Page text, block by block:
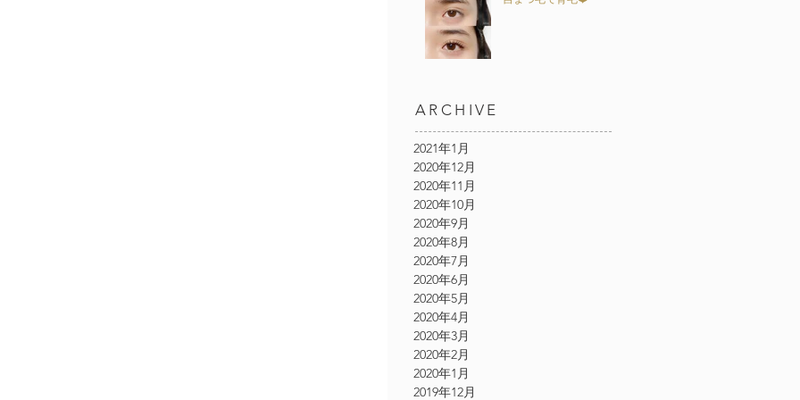
ARCHIVE
2021年1月
2020年12月
2020年11月
2020年10月
2020年9月
2020年8月
2020年7月
2020年6月
2020年5月
2020年4月
2020年3月
2020年2月
2020年1月
2019年12月